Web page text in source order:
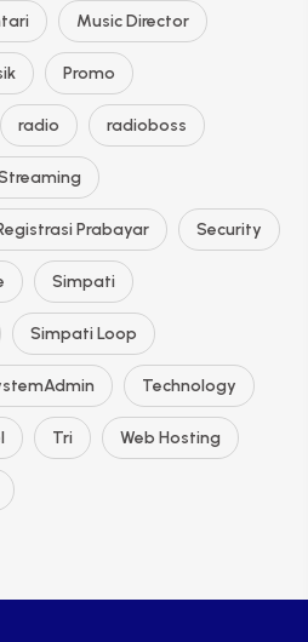
Music Director
Promo
radio radioboss
Prabayar Security
Simpati
Simpati Loop
Technology
Tri Web Hosting